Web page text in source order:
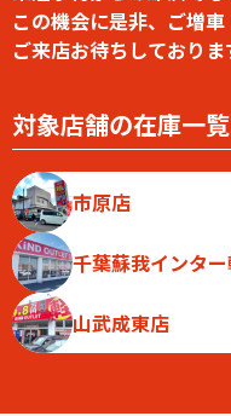
この機会に是非、ご増
ご来店お待ちしておりま
対象店舗の在庫一覧
市原店
千葉蘇我インタ
山武成東店